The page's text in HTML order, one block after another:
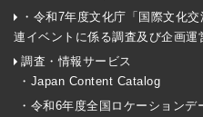
・令和7年度文化庁「国際文化
連イベントに係る調査及び企画運
調査・情報サービス
・Japan Content Catalog
・令和6年度全国ロケーション